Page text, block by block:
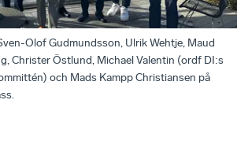
Olof Gudmundsson, Ulrik Wehtje, Maud
Christer Östlund, Michael Valentin (ordf DI:s
och Mads Kampp Christiansen på